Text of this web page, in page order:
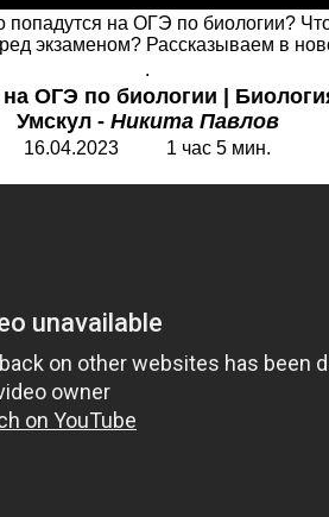
попадутся на ОГЭ по биологии?
экзаменом? Рассказываем в
.
ОГЭ по биологии |
Умскул - Никита Павлов
16.04.2023 1 час 5 мин.